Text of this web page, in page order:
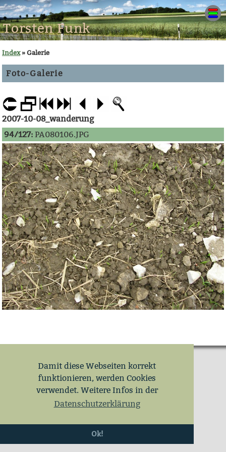
Damit diese Webseiten korrekt
funktionieren, werden Cookies
verwendet. Weitere Infos in der
Datenschutzerklärung
Ok!
Torsten Funk
Index» Galerie
Foto-Galerie
2007-10-08_wanderung
94/127: PA080106.JPG